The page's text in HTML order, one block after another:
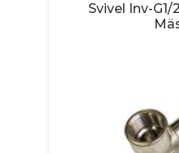
Svivel Inv-